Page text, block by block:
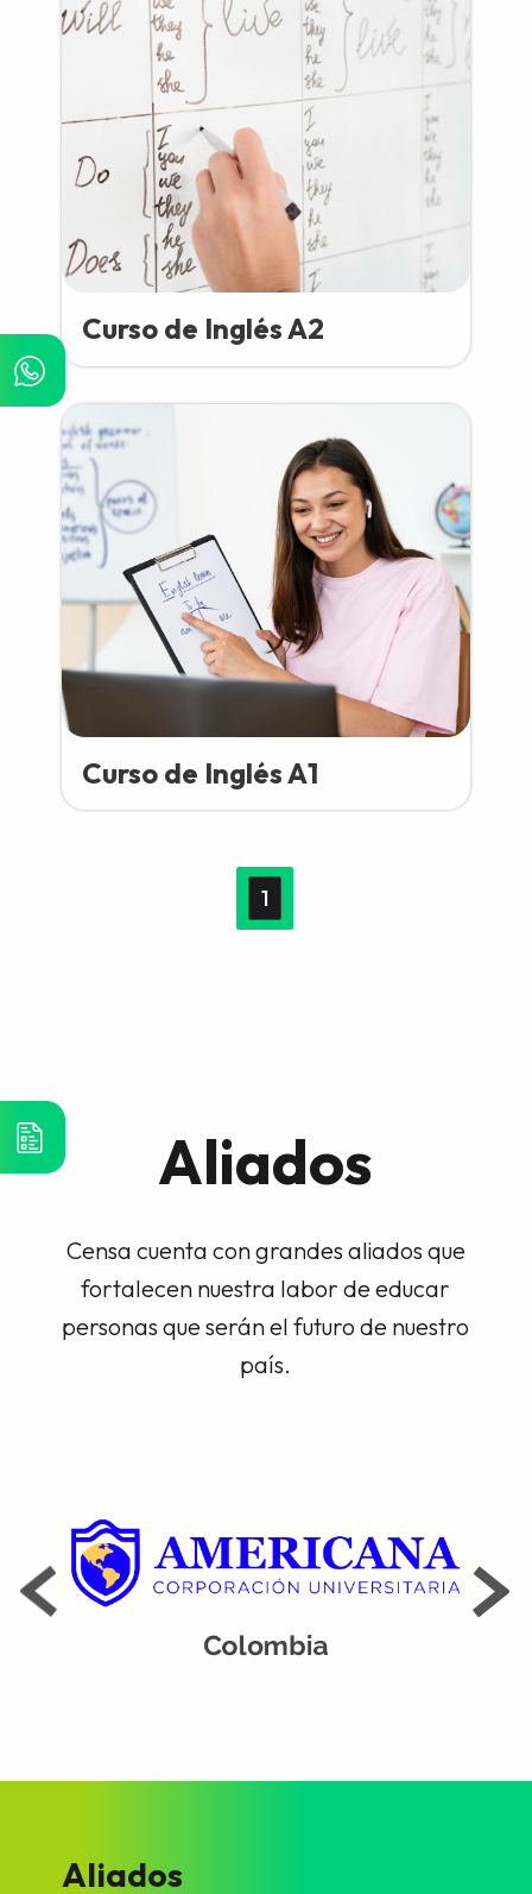
Curso de Inglés A2
Curso de Inglés A1
1
Aliados
Censa cuenta con grandes aliados que
fortalecen nuestra labor de educar
personas que serán el futuro de nuestro
país.
Aliados